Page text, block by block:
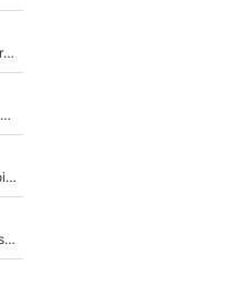
«Très, très agréablement surpris» : Bruno Genesio fait une promesse pour la suite du mercato de l’OM et rassure les supporters
PSG : Deux gros transferts bouclés en 2027 ? L'IA prédit déjà les deux joueurs qui pourraient rejoindre Luis Enrique !
«C'est un beau salaire par rapport à 90 % des Français» : Voilà combien touchait Nelson Monfort sur France Télévisions avant de rejoindre CNews
Ferran Torres a pris sa décision concernant le PSG : Un gros club étranger prêt à relancer le feuilleton pour la signature du champion du monde 2026 !